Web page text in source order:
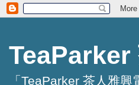
TeaParker
「TeaParker 茶人雅